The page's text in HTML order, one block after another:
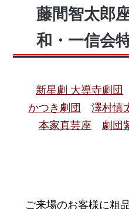
藤間智太郎
和・一信会
新星劇 大導寺劇団
かつき劇団
澤村慎
本家真芸座
劇団
ご来場のお客様に粗